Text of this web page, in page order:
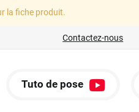
la fiche produit.
Contactez-nous
Tuto de pose